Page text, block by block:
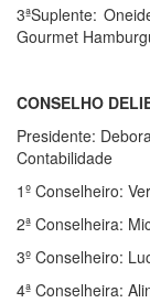
3ªSuplente:
Gourmet
CONSELHO
Presidente:
Contabilidade
1º Conselheiro:
2ª Conselheira:
3º Conselheiro:
4ª Conselheira: